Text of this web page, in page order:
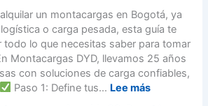
o
t
á
g
o
t
á
a
c
o
m
b
u
q
i
l
o
s
d
e
m
un montacargas en Bogotá, ya
o carga pesada, esta guía te
todo lo que necesitas saber para tomar
Montacargas DYD, llevamos 25 años
con soluciones de carga confiables,
Paso 1: Define tus... Lee más: